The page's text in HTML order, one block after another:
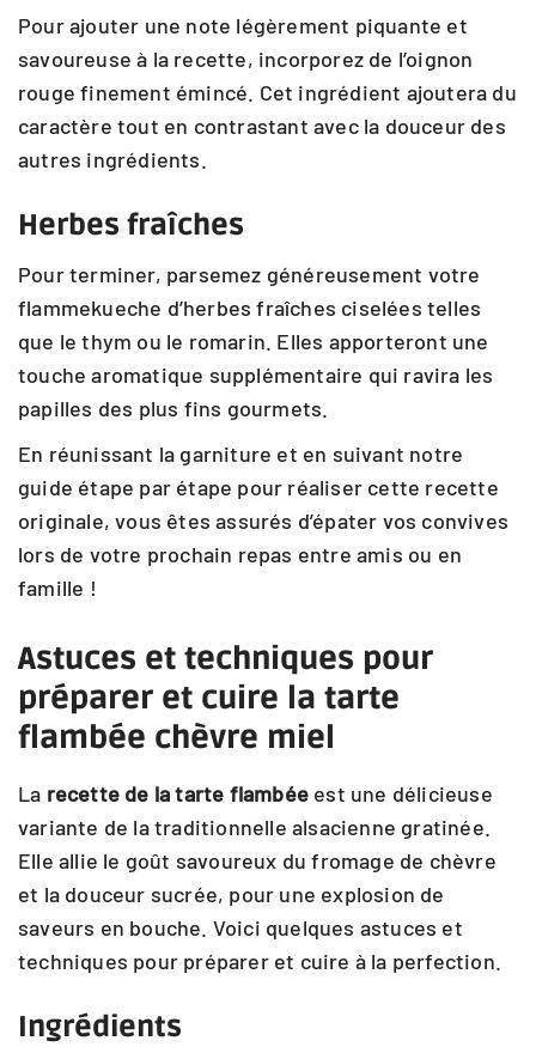
Pour ajouter une note légèrement piquante et
savoureuse à la recette, incorporez de l’oignon
rouge finement émincé. Cet ingrédient ajoutera du
caractère tout en contrastant avec la douceur des
autres ingrédients.
Herbes fraîches
Pour terminer, parsemez généreusement votre
flammekueche d’herbes fraîches ciselées telles
que le thym ou le romarin. Elles apporteront une
touche aromatique supplémentaire qui ravira les
papilles des plus fins gourmets.
En réunissant la garniture et en suivant notre
guide étape par étape pour réaliser cette recette
originale, vous êtes assurés d’épater vos convives
lors de votre prochain repas entre amis ou en
famille !
Astuces et techniques pour
préparer et cuire la tarte
flambée chèvre miel
La recette de la tarte flambée est une délicieuse
variante de la traditionnelle alsacienne gratinée.
Elle allie le goût savoureux du fromage de chèvre
et la douceur sucrée, pour une explosion de
saveurs en bouche. Voici quelques astuces et
techniques pour préparer et cuire à la perfection.
Ingrédients